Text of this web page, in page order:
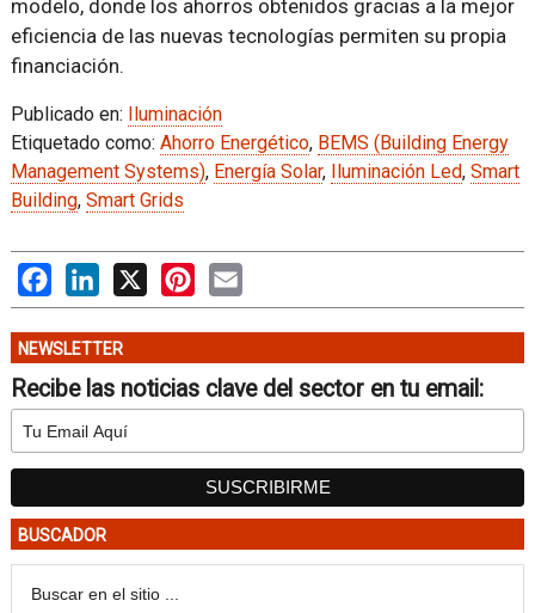
modelo, donde los ahorros obtenidos gracias a la mejor
eficiencia de las nuevas tecnologías permiten su propia
financiación.
Publicado en: Iluminación
Etiquetado como: Ahorro Energético, BEMS (Building Energy
Management Systems), Energía Solar, Iluminación Led, Smart
Building, Smart Grids
FacebookLinkedIn
X PinterestEmail
NEWSLETTER
Recibe las noticias clave del sector en tu email:
BUSCADOR